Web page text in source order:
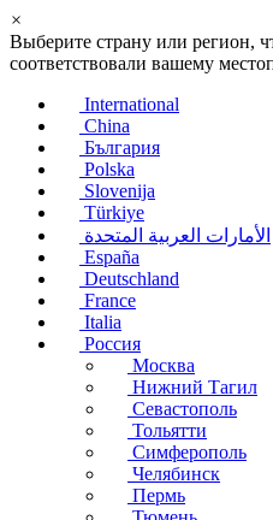
×
Выберите страну или регион,
соответствовали вашему
International
China
България
Polska
Slovenija
Türkiye
الأمارات العربية المتحدة
España
Deutschland
France
Italia
Россия
Москва
Нижний Тагил
Севастополь
Тольятти
Симферополь
Челябинск
Пермь